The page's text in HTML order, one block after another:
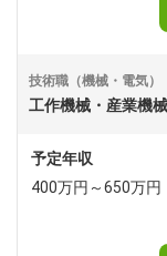
技術職（機械・電気）
工作機械・産業機
予定年収
400万円～650万円